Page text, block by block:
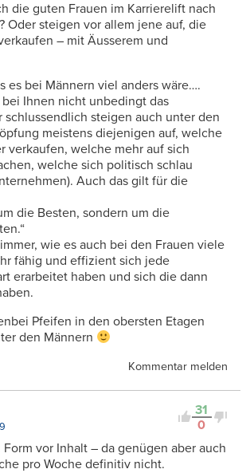
die guten Frauen im Karrierelift nach
Oder steigen vor allem jene auf, die
– mit Äusserem und
es bei Männern viel anders wäre….
Ihnen nicht unbedingt das
schlussendlich steigen auch unter den
meistens diejenigen auf, welche
verkaufen, welche mehr auf sich
welche sich politisch schlau
Auch das gilt für die
die Besten, sondern um die
wie es auch bei den Frauen viele
fähig und effizient sich jede
erarbeitet haben und sich die dann
Pfeifen in den obersten Etagen
den Männern
Kommentar melden
31
0
Form vor Inhalt – da genügen aber auch
pro Woche definitiv nicht.